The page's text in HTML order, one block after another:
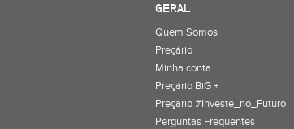
GERAL
Quem Somos
Preçário
Minha conta
Preçário BiG +
Preçário #Investe_no_Futuro
Perguntas Frequentes